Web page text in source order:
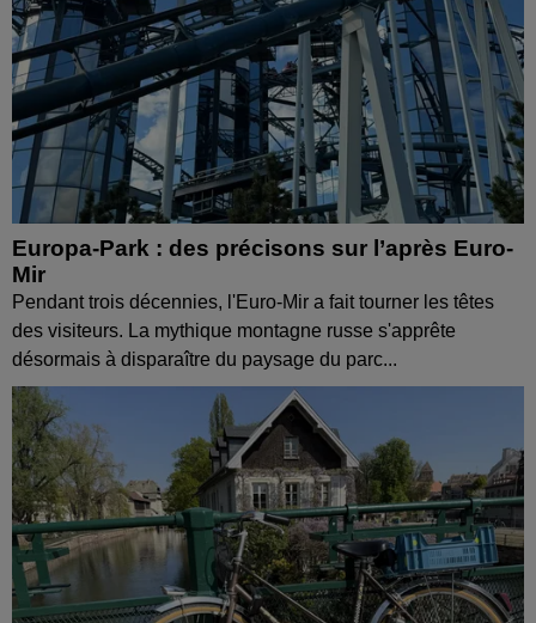
Europa-Park : des précisons sur l’après Euro-
Mir
Pendant trois décennies, l'Euro-Mir a fait tourner les têtes
des visiteurs. La mythique montagne russe s'apprête
désormais à disparaître du paysage du parc...